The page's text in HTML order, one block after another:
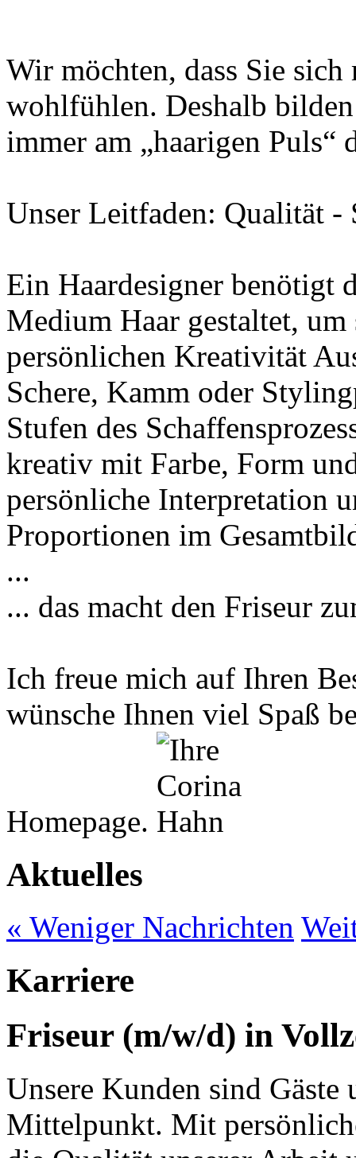
Wir möchten, dass Sie
wohlfühlen. Deshalb
immer am „haarigen Puls“
Unser Leitfaden: Qualität -
Ein Haardesigner benötigt
Medium Haar gestaltet,
persönlichen Kreativität
Schere, Kamm oder
Stufen des
kreativ mit Farbe, Form
persönliche Interpretation
Proportionen im
...
... das macht den Friseur
Ich freue mich auf Ihren
wünsche Ihnen viel Spaß
Homepage.
Aktuelles
« Weniger Nachrichten
Karriere
Friseur (m/w/d) in
Unsere Kunden sind Gäste
Mittelpunkt. Mit